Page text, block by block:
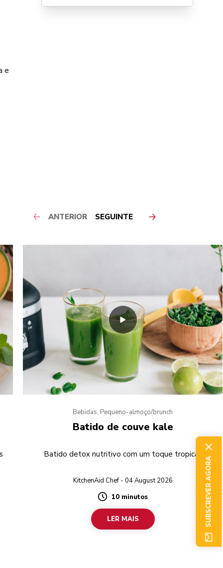
e
ANTERIOR SEGUINTE
Bebidas, Pequeno-almoço/brunch
Batido de couve kale
Batido detox nutritivo com um toque tropical.
KitchenAid Chef - 04 August 2026
Duration
10 minutos
LER MAIS SUBSCREVER AGORA